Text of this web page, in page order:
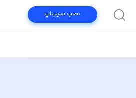
نصب سیب‌اپ